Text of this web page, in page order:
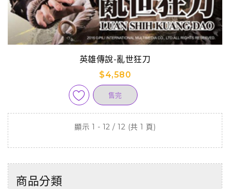
英雄傳說-亂世狂刀
$4,580
售完
顯示 1 - 12 / 12 (共 1 頁)
商品分類